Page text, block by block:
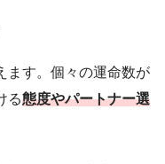
ます。個々の運命数が
る態度やパートナー選